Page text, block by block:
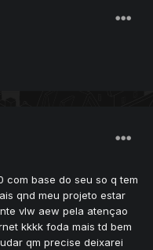
com base do seu so q tem
qnd meu projeto estar
vlw aew pela atençao
kkkk foda mais td bem
qm precise deixarei